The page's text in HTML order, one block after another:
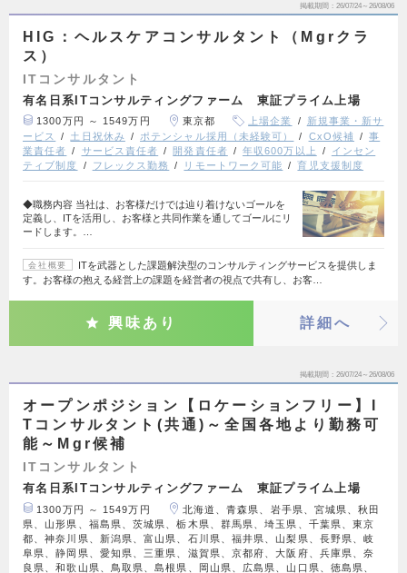
掲載期間 26/07/24～26/08/06
HIG：ヘルスケアコンサルタント（Mgrクラ
ス）
ITコンサルタント
有名日系ITコンサルティングファーム 東証プライム上場
1300万円 ～ 1549万円 東京都 上場企業
新規事業・新サ
ービス
土日祝休み ポテンシャル採用（未経験可） CxO候補
事
業責任者
サービス責任者 開発責任者 年収600万以上
インセン
ティブ制度
フレックス勤務 リモートワーク可能 育児支援制度
◆職務内容 当社は、お客様だけでは辿り着けないゴールを
定義し、ITを活用し、お客様と共同作業を通してゴールにリ
ードします。…
会社概要
ITを武器とした課題解決型のコンサルティングサービスを提供しま
す。お客様の抱える経営上の課題を経営者の視点で共有し、お客…
興味あり 詳細へ
掲載期間 26/07/24～26/08/06
オープンポジション【ロケーションフリー】I
Tコンサルタント(共通)～全国各地より勤務可
能～Mgr候補
ITコンサルタント
有名日系ITコンサルティングファーム 東証プライム上場
1300万円 ～ 1549万円
北海道、青森県、岩手県、宮城県、秋田
県、山形県、福島県、茨城県、栃木県、群馬県、埼玉県、千葉県、東京
都、神奈川県、新潟県、富山県、石川県、福井県、山梨県、長野県、岐
阜県、静岡県、愛知県、三重県、滋賀県、京都府、大阪府、兵庫県、奈
良県、和歌山県、鳥取県、島根県、岡山県、広島県、山口県、徳島県、